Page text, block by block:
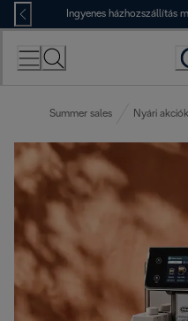
Skip
to
Content
Ingyenes házhozszállítás
Summer sales Nyári akciók